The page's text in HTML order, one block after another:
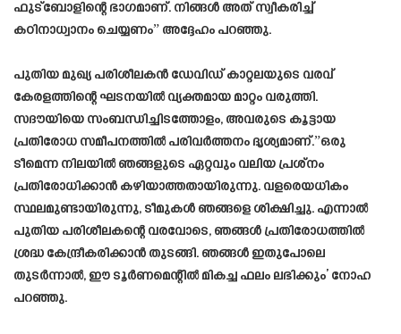
ഫുട്ബോളിന്റെ ഭാഗമാണ്. നിങ്ങൾ അത് സ്വീകരിച്ച്
കഠിനാധ്വാനം ചെയ്യണം” അദ്ദേഹം പറഞ്ഞു.
പുതിയ മുഖ്യ പരിശീലകൻ ഡേവിഡ് കാറ്റലയുടെ വരവ്
കേരളത്തിന്റെ ഘടനയിൽ വ്യക്തമായ മാറ്റം വരുത്തി.
സദൗയിയെ സംബന്ധിച്ചിടത്തോളം, അവരുടെ കൂട്ടായ
പ്രതിരോധ സമീപനത്തിൽ പരിവർത്തനം ദൃശ്യമാണ്.”ഒരു
ടീമെന്ന നിലയിൽ ഞങ്ങളുടെ ഏറ്റവും വലിയ പ്രശ്നം
പ്രതിരോധിക്കാൻ കഴിയാത്തതായിരുന്നു. വളരെയധികം
സ്ഥലമുണ്ടായിരുന്നു, ടീമുകൾ ഞങ്ങളെ ശിക്ഷിച്ചു. എന്നാൽ
പുതിയ പരിശീലകന്റെ വരവോടെ, ഞങ്ങൾ പ്രതിരോധത്തിൽ
ശ്രദ്ധ കേന്ദ്രീകരിക്കാൻ തുടങ്ങി. ഞങ്ങൾ ഇതുപോലെ
തുടർന്നാൽ, ഈ ടൂർണമെന്റിൽ മികച്ച ഫലം ലഭിക്കും’ നോഹ
പറഞ്ഞു.